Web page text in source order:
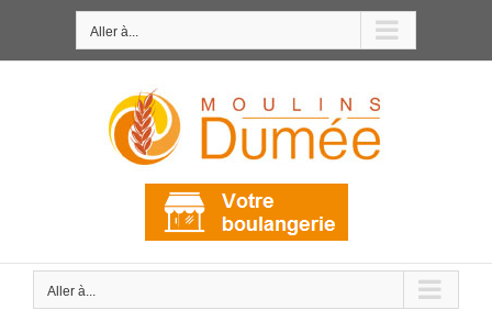
Aller à...
Aller à...